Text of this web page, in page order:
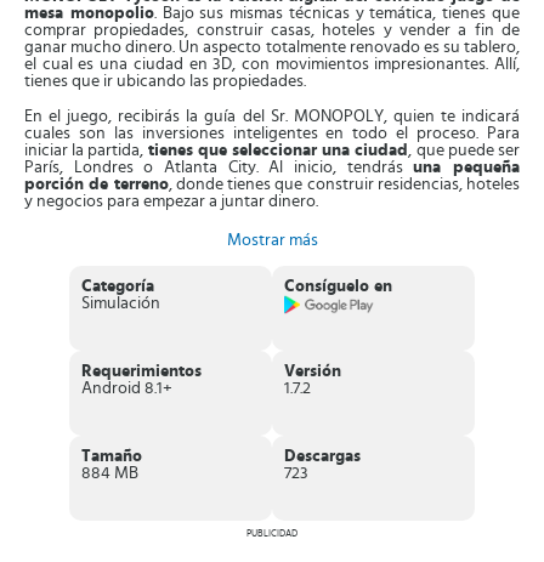
mesa monopolio. Bajo sus mismas técnicas y temática, tienes que
comprar propiedades, construir casas, hoteles y vender a fin de
ganar mucho dinero. Un aspecto totalmente renovado es su tablero,
el cual es una ciudad en 3D, con movimientos impresionantes. Allí,
tienes que ir ubicando las propiedades.
En el juego, recibirás la guía del Sr. MONOPOLY, quien te indicará
cuales son las inversiones inteligentes en todo el proceso. Para
iniciar la partida, tienes que seleccionar una ciudad , que puede ser
París, Londres o Atlanta City. Al inicio, tendrásuna pequeña
porción de terreno, donde tienes que construir residencias, hoteles
y negocios para empezar a juntar dinero.
conseguirás elementos de gestión y de
posible para que sus habitantes estén felices. Esto lo logras al
realizar diferentes misiones, que consisten en cumplir los sueños de
tienes que competir contra otros jugadores en grandes subastas.
Debes aplicar muy bien tus estrategias y tratar de conseguir las
Características de MONOPOLY Tycoon
integra elementos de gestión.
Mostrar más
Categoría
Simulación
Consíguelo en
Requerimientos
Android 8.1+
Versión
1.7.2
Tamaño
884 MB
Descargas
723
PUBLICIDAD